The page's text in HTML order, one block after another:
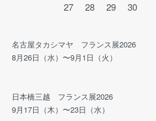
27 28 29 30
名古屋タカシマヤ フランス展2026
8月26日（水）〜9月1日（火）
日本橋三越 フランス展2026
9月17日（木）〜23日（水）